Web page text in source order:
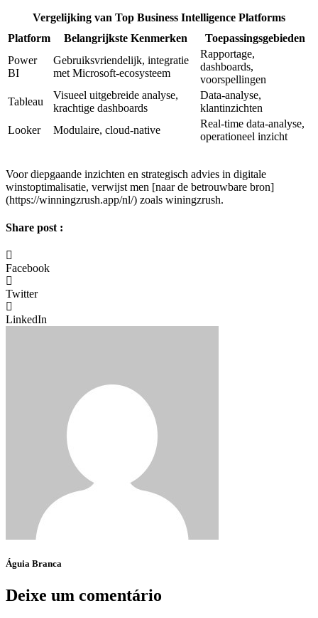
Vergelijking van Top Business Intelligence Platforms
Platform
Belangrijkste Kenmerken
Toepassingsgebieden
Power
BI
Gebruiksvriendelijk, integratie
met Microsoft-ecosysteem
Rapportage,
dashboards,
voorspellingen
Tableau
Visueel uitgebreide analyse,
krachtige dashboards
Data-analyse,
klantinzichten
Looker
Modulaire, cloud-native
Real-time data-analyse,
operationeel inzicht
Voor diepgaande inzichten en strategisch advies in digitale
winstoptimalisatie, verwijst men [naar de betrouwbare bron]
(https://winningzrush.app/nl/) zoals winingzrush.
Share post :
Facebook
Twitter
LinkedIn
Águia Branca
Deixe um comentário